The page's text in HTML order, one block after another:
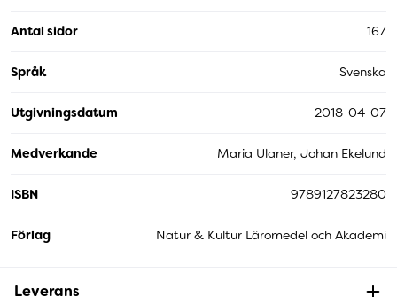
Antal sidor 167
Språk Svenska
Utgivningsdatum 2018-04-07
Medverkande Maria Ulaner, Johan Ekelund
ISBN 9789127823280
Förlag Natur & Kultur Läromedel och Akademi
Leverans